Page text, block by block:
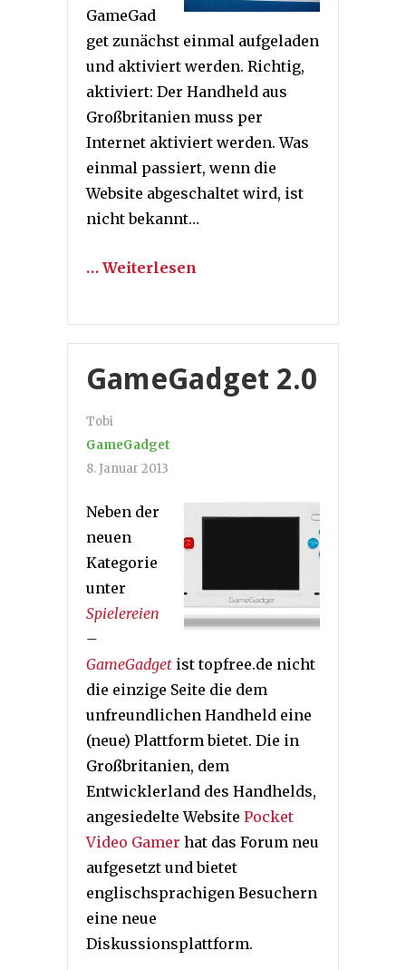
GameGad
get zunächst einmal aufgeladen
und aktiviert werden. Richtig,
aktiviert: Der Handheld aus
Großbritanien muss per
Internet aktiviert werden. Was
einmal passiert, wenn die
Website abgeschaltet wird, ist
nicht bekannt…
… Weiterlesen
GameGadget 2.0
Tobi
GameGadget
8. Januar 2013
Neben der
neuen
Kategorie
unter
Spielereien
–
GameGadget ist topfree.de nicht
die einzige Seite die dem
unfreundlichen Handheld eine
(neue) Plattform bietet. Die in
Großbritanien, dem
Entwicklerland des Handhelds,
angesiedelte Website Pocket
Video Gamer hat das Forum neu
aufgesetzt und bietet
englischsprachigen Besuchern
eine neue
Diskussionsplattform.